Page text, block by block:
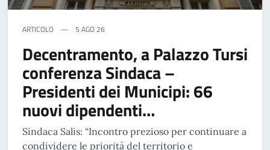
ARTICOLO 5 AGO 26
Decentramento, a Palazzo Tursi
conferenza Sindaca –
Presidenti dei Municipi: 66
nuovi dipendenti…
Sindaca Salis: “Incontro prezioso per continuare a
condividere le priorità del territorio e